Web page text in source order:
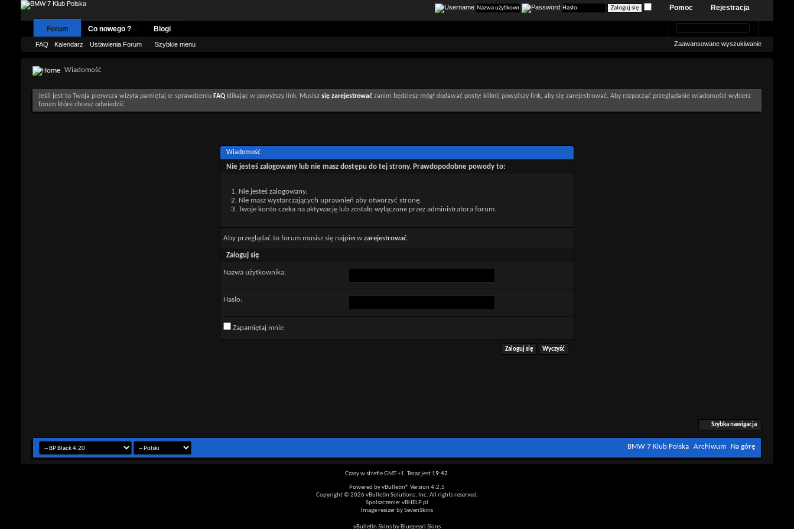
Rejestracja
Pomoc
Forum
FAQ Kalendarz Ustawienia Forum Szybkie menu
Co nowego ? Blogi
Zaawansowane wyszukiwanie
Wiadomość
Jeśli jest to Twoja pierwsza wizyta pamiętaj o: sprawdzeniu FAQ klikając w powyższy link. Musisz się zarejestrować zanim będziesz mógł dodawać posty: kliknij powyższy link, aby się zarejestrować. Aby rozpocząć przeglądanie wiadomości wybierz
forum które chcesz odwiedzić.
Wiadomość
Nie jesteś zalogowany lub nie masz dostępu do tej strony. Prawdopodobne powody to:
Nie jesteś zalogowany.
Nie masz wystarczających uprawnień aby otworzyć stronę.
Twoje konto czeka na aktywację lub zostało wyłączone przez administratora forum.
Aby przeglądać to forum musisz się najpierw zarejestrować.
Zaloguj się
Nazwa użytkownika:
Hasło:
Zapamiętaj mnie
Szybka nawigacja
BMW 7 Klub Polska Archiwum Na górę
Czasy w strefie GMT +1. Teraz jest 19:42.
Powered by vBulletin® Version 4.2.5
Copyright © 2026 vBulletin Solutions, Inc. All rights reserved.
Spolszczenie: vBHELP.pl
Image resizer by SevenSkins
vBulletin Skins by Bluepearl Skins